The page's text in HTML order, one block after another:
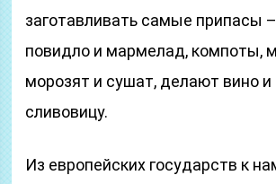
заготавливать самые припасы
повидло и мармелад, компоты,
морозят и сушат, делают вино и
сливовицу.
Из европейских государств к